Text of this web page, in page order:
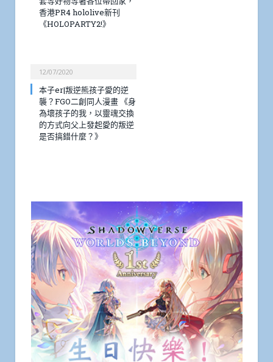
香港PR4 hololive新刊
《HOLOPARTY2!》
12/07/2020
本子er|叛逆熊孩子愛的逆
襲？FGO二創同人漫畫 《身
為壞孩子的我，以靈魂交換
的方式向父上發起愛的叛逆
是否搞錯什麼？》